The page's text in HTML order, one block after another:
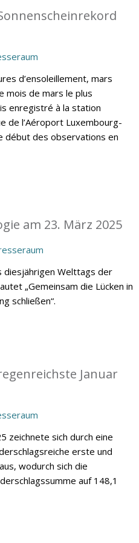
d’ensoleillement, mars
mois de mars le plus
enregistré à la station
de l’Aéroport Luxembourg-
début des observations en
am 23. März 2025
diesjährigen Welttags der
„Gemeinsam die Lücken in
schließen“.
Januar
zeichnete sich durch eine
erste und
wodurch sich die
auf 148,1